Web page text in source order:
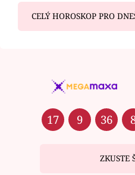
CELÝ HOROSKOP PRO
17 9 36
ZKUSTE